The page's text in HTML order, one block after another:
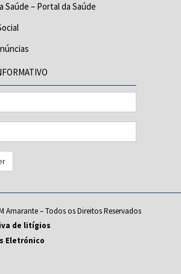
Saúde – Portal da Saúde
Amarante – Todos os Direitos Reservados
de litígios
Eletrónico